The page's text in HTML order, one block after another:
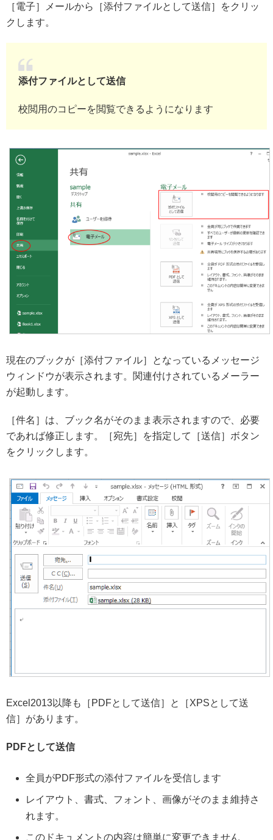
［電子］メールから［添付ファイルとして送信］をクリッ
クします。
添付ファイルとして送信
校閲用のコピーを閲覧できるようになります
現在のブックが［添付ファイル］となっているメッセージ
ウィンドウが表示されます。関連付けされているメーラー
が起動します。
［件名］は、ブック名がそのまま表示されますので、必要
であれば修正します。［宛先］を指定して［送信］ボタン
をクリックします。
Excel2013以降も［PDFとして送信］と［XPSとして送
信］があります。
PDFとして送信
全員がPDF形式の添付ファイルを受信します
レイアウト、書式、フォント、画像がそのまま維持さ
れます。
このドキュメントの内容は簡単に変更できません